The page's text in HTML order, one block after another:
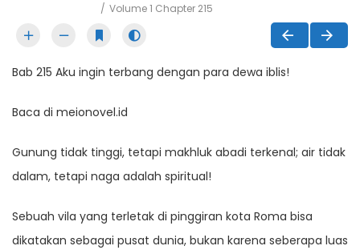
Volume 1 Chapter 215
Bab 215 Aku ingin terbang dengan para dewa iblis!
Baca di meionovel.id
Gunung tidak tinggi, tetapi makhluk abadi terkenal; air tidak
dalam, tetapi naga adalah spiritual!
Sebuah vila yang terletak di pinggiran kota Roma bisa
dikatakan sebagai pusat dunia, bukan karena seberapa luas